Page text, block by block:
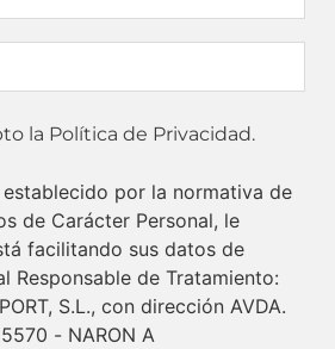
la Política de Privacidad.
por la normativa de
de Carácter Personal, le
facilitando sus datos de
Responsable de Tratamiento:
S.L., con dirección AVDA.
- NARON A